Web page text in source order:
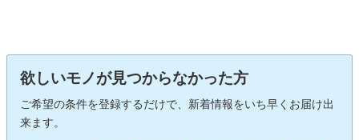
欲しいモノが見つからなかった方
ご希望の条件を登録するだけで、新着情報をいち早くお届け出
来ます。